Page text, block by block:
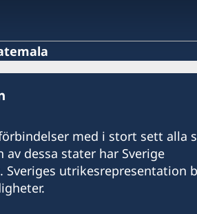
med i stort sett alla
dessa stater har Sverige
Sveriges utrikesrepresentation